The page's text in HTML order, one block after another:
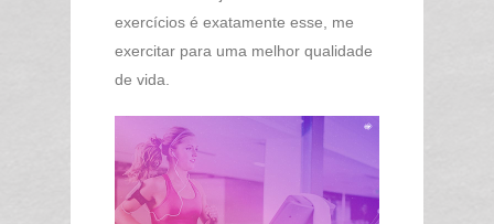
exercícios é exatamente esse, me
exercitar para uma melhor qualidade
de vida.